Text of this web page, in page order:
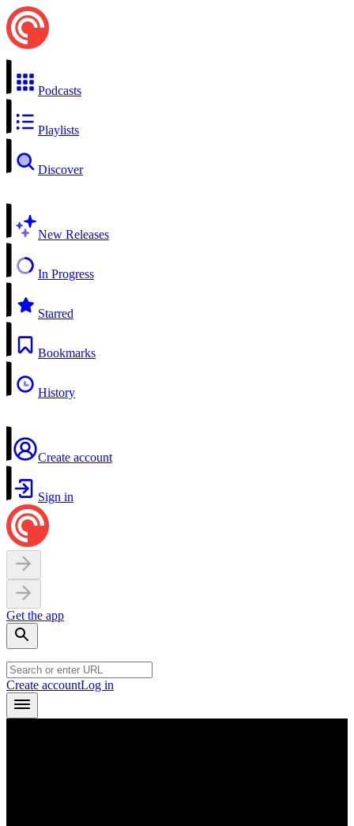
Podcasts
Playlists
Discover
New Releases
In Progress
Starred
Bookmarks
History
Create account
Sign in
Get the app
Create accountLog in